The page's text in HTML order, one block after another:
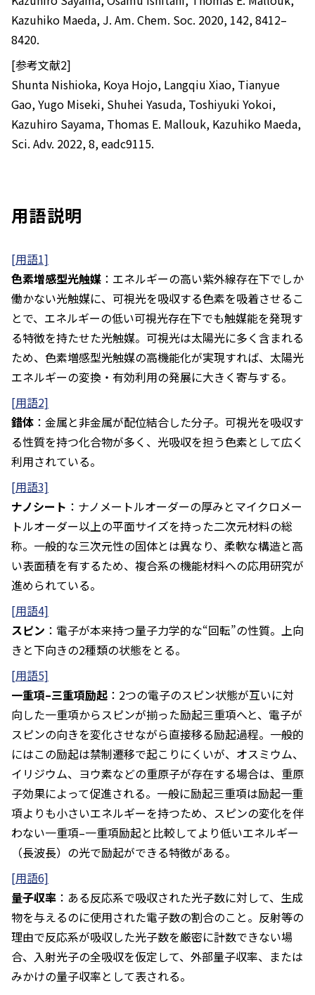
Kazuhiko Maeda, J. Am. Chem. Soc. 2020, 142, 8412–
8420.
[参考文献2]
Shunta Nishioka, Koya Hojo, Langqiu Xiao, Tianyue
Gao, Yugo Miseki, Shuhei Yasuda, Toshiyuki Yokoi,
Kazuhiro Sayama, Thomas E. Mallouk, Kazuhiko Maeda,
Sci. Adv. 2022, 8, eadc9115.
用語説明
[用語1]
色素増感型光触媒 ：エネルギーの高い紫外線存在下でしか
働かない光触媒に、可視光を吸収する色素を吸着させるこ
とで、エネルギーの低い可視光存在下でも触媒能を発現す
る特徴を持たせた光触媒。可視光は太陽光に多く含まれる
ため、色素増感型光触媒の高機能化が実現すれば、太陽光
エネルギーの変換・有効利用の発展に大きく寄与する。
[用語2]
錯体 ：金属と非金属が配位結合した分子。可視光を吸収す
る性質を持つ化合物が多く、光吸収を担う色素として広く
利用されている。
[用語3]
ナノシート ：ナノメートルオーダーの厚みとマイクロメー
トルオーダー以上の平面サイズを持った二次元材料の総
称。一般的な三次元性の固体とは異なり、柔軟な構造と高
い表面積を有するため、複合系の機能材料への応用研究が
進められている。
[用語4]
スピン ：電子が本来持つ量子力学的な“回転”の性質。上向
きと下向きの2種類の状態をとる。
[用語5]
一重項–三重項励起 ：2つの電子のスピン状態が互いに対
向した一重項からスピンが揃った励起三重項へと、電子が
スピンの向きを変化させながら直接移る励起過程。一般的
にはこの励起は禁制遷移で起こりにくいが、オスミウム、
イリジウム、ヨウ素などの重原子が存在する場合は、重原
子効果によって促進される。一般に励起三重項は励起一重
項よりも小さいエネルギーを持つため、スピンの変化を伴
わない一重項–一重項励起と比較してより低いエネルギー
（長波長）の光で励起ができる特徴がある。
[用語6]
量子収率 ：ある反応系で吸収された光子数に対して、生成
物を与えるのに使用された電子数の割合のこと。反射等の
理由で反応系が吸収した光子数を厳密に計数できない場
合、入射光子の全吸収を仮定して、外部量子収率、または
みかけの量子収率として表される。